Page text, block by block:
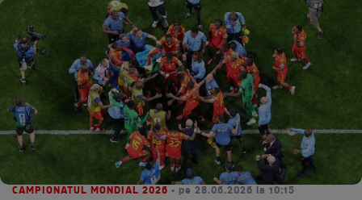
CAMPIONATUL MONDIAL 2026 • pe 28.06.2026 la 10:15